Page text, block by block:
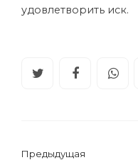
удовлетворить иск.
Предыдущая